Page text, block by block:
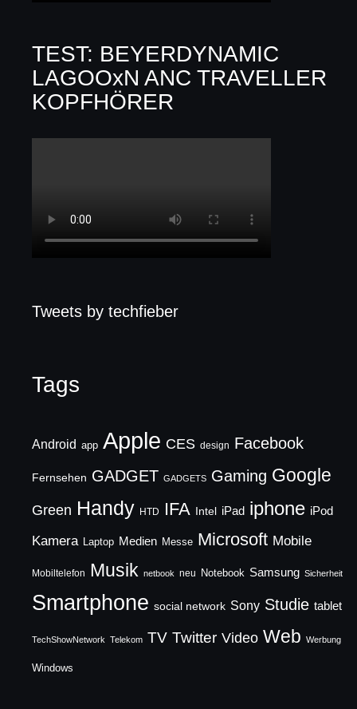
TEST: BEYERDYNAMIC
LAGOOxN ANC TRAVELLER
KOPFHÖRER
Tweets by techfieber
Tags
Android app Apple CES design Facebook
Fernsehen GADGET GADGETS Gaming Google
Green Handy HTD IFA Intel iPad iphone iPod
Kamera Laptop Medien Messe Microsoft Mobile
Mobiltelefon Musik netbook neu Notebook Samsung Sicherheit
Smartphone social network Sony Studie tablet
TechShowNetwork Telekom TV Twitter Video Web Werbung
Windows